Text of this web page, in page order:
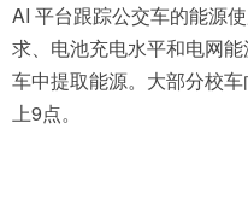
AI 平台跟踪公交车的能源
求、电池充电水平和电网
车中提取能源。大部分校
上9点。